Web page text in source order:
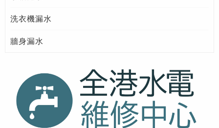
洗衣機漏水
牆身漏水